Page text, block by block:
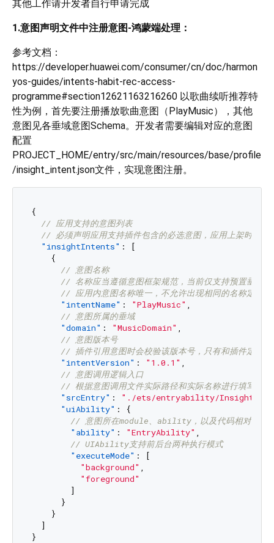
其他工作请开发者自行申请完成
1.意图声明文件中注册意图-鸿蒙端处理：
参考文档：
https://developer.huawei.com/consumer/cn/doc/harmon
yos-guides/intents-habit-rec-access-
programme#section12621163216260 以歌曲续听推荐特
性为例，首先要注册播放歌曲意图（PlayMusic），其他
意图见各垂域意图Schema。开发者需要编辑对应的意图
配置
PROJECT_HOME/entry/src/main/resources/base/profile
/insight_intent.json文件，实现意图注册。
{
// 应用支持的意图列表
// 必须声明应用支持插件包含的必选意图，应用上架时会进
"insightIntents" :
[
{
// 意图名称
// 名称应当遵循意图框架规范，当前仅支持预置垂域意
// 应用内意图名称唯一，不允许出现相同的名称定义
"intentName" : "PlayMusic" ,
// 意图所属的垂域
"domain" : "MusicDomain" ,
// 意图版本号
// 插件引用意图时会校验该版本号，只有和插件定义的
"intentVersion" : "1.0.1" ,
// 意图调用逻辑入口
// 根据意图调用文件实际路径和实际名称进行填写，此
"srcEntry" :
"./ets/entryability/
"uiAbility" :
{
// 意图所在module、ability，以及代码相对路径
"ability" : "EntryAbility" ,
// UIAbility支持前后台两种执行模式
"executeMode" :
[
"background" ,
"foreground"
]
}
}
]
}